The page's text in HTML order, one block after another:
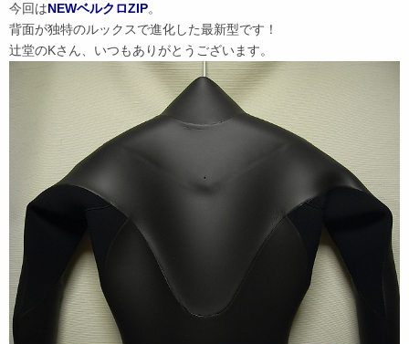
今回はNEWベルクロZIP。
背面が独特のルックスで進化した最新型です！
辻堂のKさん、いつもありがとうございます。